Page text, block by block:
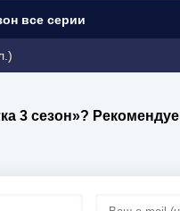
все серии
3 сезон»?